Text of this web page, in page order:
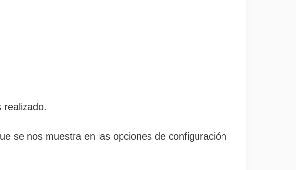
realizado.
se nos muestra en las opciones de configuración